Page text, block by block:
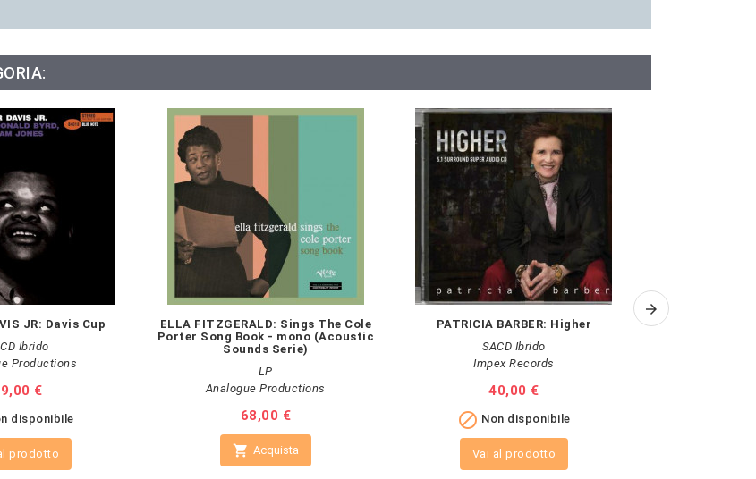
JR: Davis Cup
Ibrido
Productions
€
disponibile
prodotto
ELLA FITZGERALD: Sings The Cole
Porter Song Book - mono (Acoustic
Sounds Serie)
LP
Analogue Productions
Prezzo
68,00 €
 Acquista
PATRICIA BARBER: Higher
SACD Ibrido
Impex Records
Prezzo
40,00 €
 Non disponibile
Vai al prodotto